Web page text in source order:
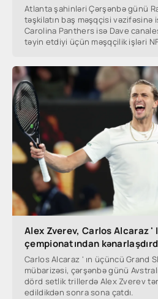
Atlanta şahinləri Çərşənbə günü
təşkilatın baş məşqçisi vəzifəsinə
Carolina Panthers isə Dave
təyin etdiyi üçün məşqçilik işləri
Alex Zverev, Carlos Alcaraz '
çempionatından
Carlos Alcaraz ' ın üçüncü Grand
mübarizəsi, çərşənbə günü
dörd setlik trillerdə Alex Zverev
edildikdən sonra sona çatdı.